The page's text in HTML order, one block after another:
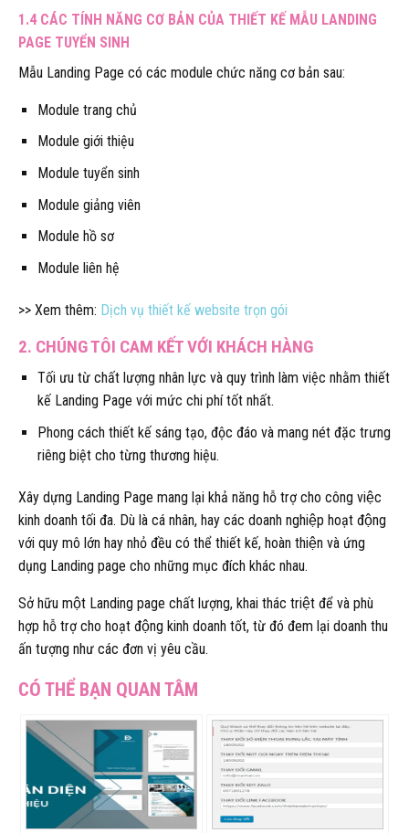
1.4 CÁC TÍNH NĂNG CƠ BẢN CỦA THIẾT KẾ MẪU LANDING
PAGE TUYỂN SINH
Mẫu Landing Page có các module chức năng cơ bản sau:
Module trang chủ
Module giới thiệu
Module tuyển sinh
Module giảng viên
Module hồ sơ
Module liên hệ
>> Xem thêm: Dịch vụ thiết kế website trọn gói
2. CHÚNG TÔI CAM KẾT VỚI KHÁCH HÀNG
Tối ưu từ chất lượng nhân lực và quy trình làm việc nhằm thiết
kế Landing Page với mức chi phí tốt nhất.​
Phong cách thiết kế sáng tạo, độc đáo và mang nét đặc trưng
riêng biệt cho từng thương hiệu.
Xây dựng Landing Page mang lại khả năng hỗ trợ cho công việc
kinh doanh tối đa. Dù là cá nhân, hay các doanh nghiệp hoạt động
với quy mô lớn hay nhỏ đều có thể thiết kế, hoàn thiện và ứng
dụng Landing page cho những mục đích khác nhau.
Sở hữu một Landing page chất lượng, khai thác triệt để và phù
hợp hỗ trợ cho hoạt động kinh doanh tốt, từ đó đem lại doanh thu
ấn tượng như các đơn vị yêu cầu.